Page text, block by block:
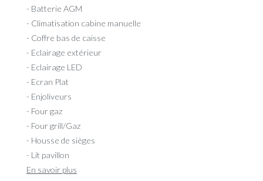
- Batterie AGM
- Climatisation cabine manuelle
- Coffre bas de caisse
- Eclairage extérieur
- Eclairage LED
- Ecran Plat
- Enjoliveurs
- Four gaz
- Four grill/Gaz
- Housse de sièges
- Lit pavillon
En savoir plus